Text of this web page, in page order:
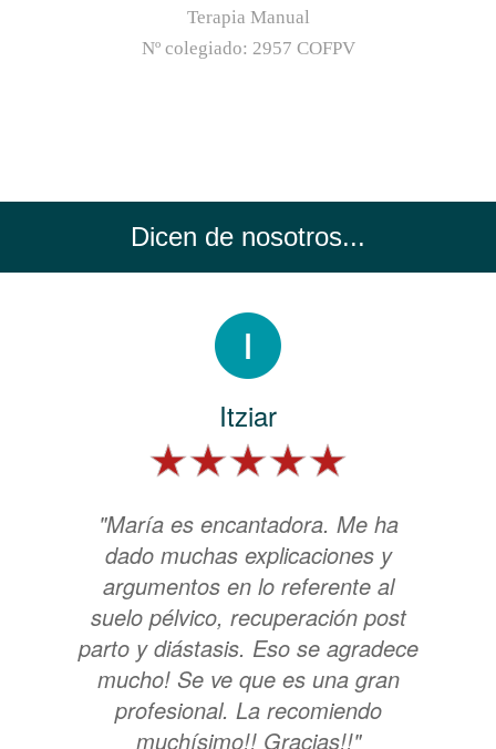
Terapia Manual
Nº colegiado: 2957 COFPV
Dicen de nosotros...
Itziar
"María es encantadora. Me ha
dado muchas explicaciones y
argumentos en lo referente al
suelo pélvico, recuperación post
parto y diástasis. Eso se agradece
mucho! Se ve que es una gran
profesional. La recomiendo
muchísimo!! Gracias!!"